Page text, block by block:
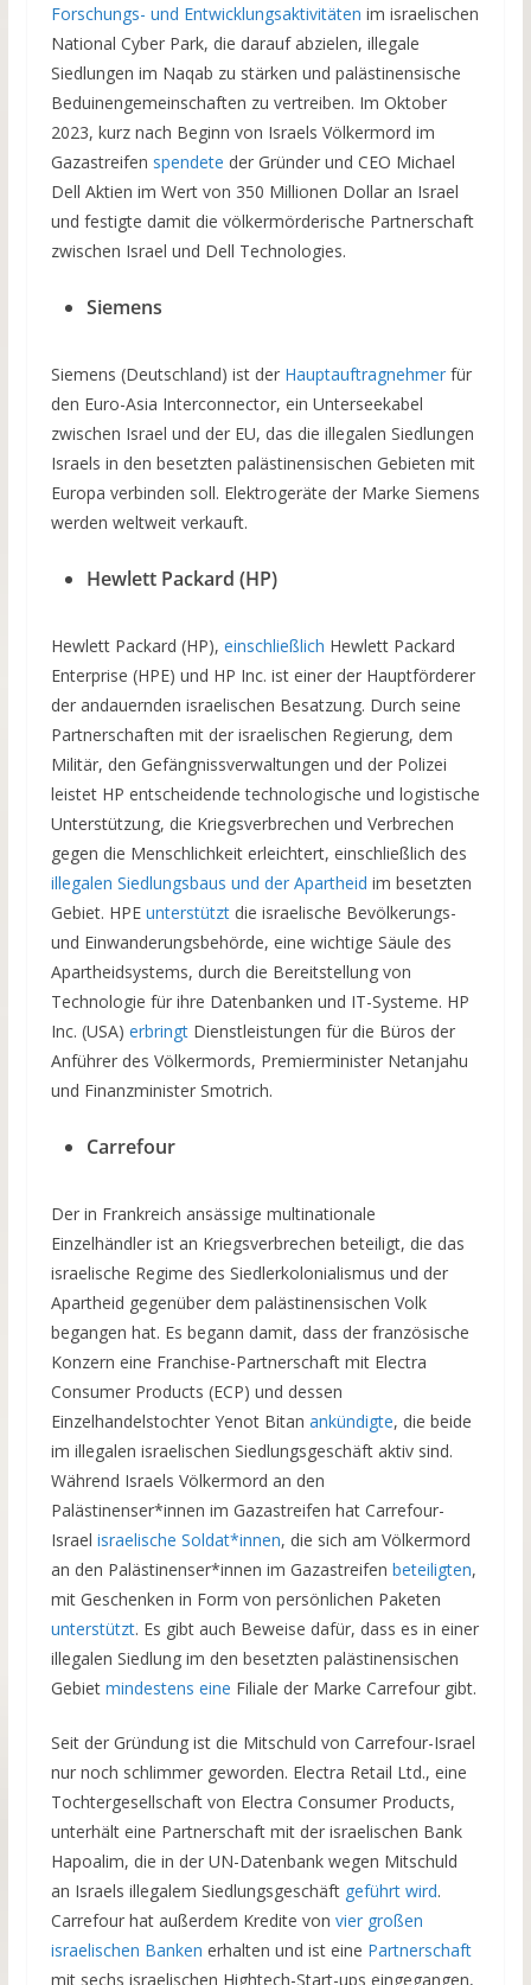
Forschungs- und Entwicklungsaktivitäten im israelischen
National Cyber Park, die darauf abzielen, illegale
Siedlungen im Naqab zu stärken und palästinensische
Beduinengemeinschaften zu vertreiben. Im Oktober
2023, kurz nach Beginn von Israels Völkermord im
Gazastreifen spendete der Gründer und CEO Michael
Dell Aktien im Wert von 350 Millionen Dollar an Israel
und festigte damit die völkermörderische Partnerschaft
zwischen Israel und Dell Technologies.
Siemens
Siemens (Deutschland) ist der Hauptauftragnehmerfür
den Euro-Asia Interconnector, ein Unterseekabel
zwischen Israel und der EU, das die illegalen Siedlungen
Israels in den besetzten palästinensischen Gebieten mit
Europa verbinden soll. Elektrogeräte der Marke Siemens
werden weltweit verkauft.
Hewlett Packard (HP)
Hewlett Packard (HP), einschließlich Hewlett Packard
Enterprise (HPE) und HP Inc. ist einer der Hauptförderer
der andauernden israelischen Besatzung. Durch seine
Partnerschaften mit der israelischen Regierung, dem
Militär, den Gefängnissverwaltungen und der Polizei
leistet HP entscheidende technologische und logistische
Unterstützung, die Kriegsverbrechen und Verbrechen
gegen die Menschlichkeit erleichtert, einschließlich des
illegalen Siedlungsbaus und der Apartheid im besetzten
Gebiet. HPE unterstütztdie israelische Bevölkerungs-
und Einwanderungsbehörde, eine wichtige Säule des
Apartheidsystems, durch die Bereitstellung von
Technologie für ihre Datenbanken und IT-Systeme. HP
Inc. (USA) erbringtDienstleistungen für die Büros der
Anführer des Völkermords, Premierminister Netanjahu
und Finanzminister Smotrich.
Carrefour
Der in Frankreich ansässige multinationale
Einzelhändler ist an Kriegsverbrechen beteiligt, die das
israelische Regime des Siedlerkolonialismus und der
Apartheid gegenüber dem palästinensischen Volk
begangen hat. Es begann damit, dass der französische
Konzern eine Franchise-Partnerschaft mit Electra
Consumer Products (ECP) und dessen
Einzelhandelstochter Yenot Bitan ankündigte, die beide
im illegalen israelischen Siedlungsgeschäft aktiv sind.
Während Israels Völkermord an den
Palästinenser*innen im Gazastreifen hat Carrefour-
Israel israelische Soldat*innen, die sich am Völkermord
an den Palästinenser*innen im Gazastreifen beteiligten,
mit Geschenken in Form von persönlichen Paketen
unterstützt. Es gibt auch Beweise dafür, dass es in einer
illegalen Siedlung im den besetzten palästinensischen
Gebiet mindestens eine Filiale der Marke Carrefour gibt.
Seit der Gründung ist die Mitschuld von Carrefour-Israel
nur noch schlimmer geworden. Electra Retail Ltd., eine
Tochtergesellschaft von Electra Consumer Products,
unterhält eine Partnerschaft mit der israelischen Bank
Hapoalim, die in der UN-Datenbank wegen Mitschuld
an Israels illegalem Siedlungsgeschäft geführt wird.
Carrefour hat außerdem Kredite von vier großen
israelischen Banken erhalten und ist eine Partnerschaft
mit sechs israelischen Hightech-Start-ups eingegangen,